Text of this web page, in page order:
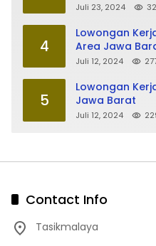
Juli 23, 2024
4
Lowongan
Area Jawa
Juli 12, 2024
5
Lowongan
Jawa Barat
Juli 12, 2024
Contact Info
Tasikmalaya